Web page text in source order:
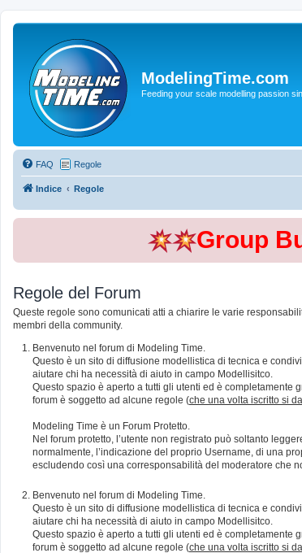
ModelingTime.com
Feeding your scale modelling passion
FAQ Regole
Indice Regole
Group
Regole del Forum
Queste regole sono comunicati atti a chiarire le varie
membri della community.
Benvenuto nel forum di Modeling Time.
Questo è un sito di diffusione modellistica di tecnica e
aiutare chi ha necessità di aiuto in campo Modellisitco.
Questo spazio è aperto a tutti gli utenti ed è completamente
forum è soggetto ad alcune regole (che una volta iscritto si
Modeling Time è un Forum Protetto.
Nel forum protetto, l’utente non registrato può soltanto
normalmente, l’indicazione del proprio Username, di una
escludendo così una corresponsabilità del moderatore che
Benvenuto nel forum di Modeling Time.
Questo è un sito di diffusione modellistica di tecnica e
aiutare chi ha necessità di aiuto in campo Modellisitco.
Questo spazio è aperto a tutti gli utenti ed è completamente
forum è soggetto ad alcune regole (che una volta iscritto si